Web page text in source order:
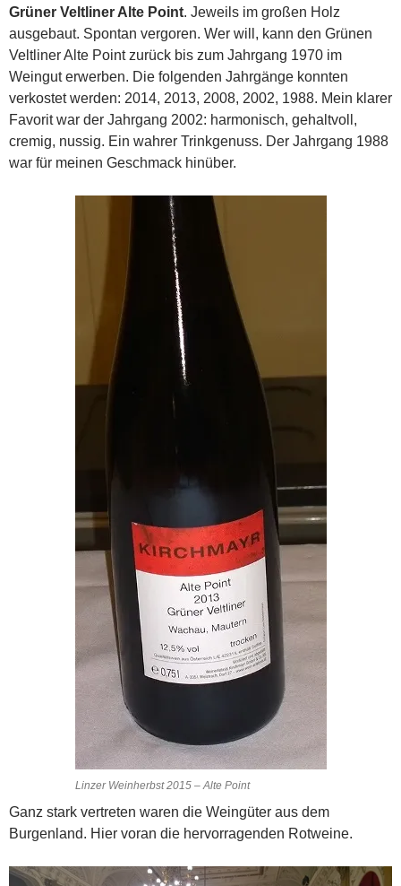
Grüner Veltliner Alte Point. Jeweils im großen Holz
ausgebaut. Spontan vergoren. Wer will, kann den Grünen
Veltliner Alte Point zurück bis zum Jahrgang 1970 im
Weingut erwerben. Die folgenden Jahrgänge konnten
verkostet werden: 2014, 2013, 2008, 2002, 1988. Mein klarer
Favorit war der Jahrgang 2002: harmonisch, gehaltvoll,
cremig, nussig. Ein wahrer Trinkgenuss. Der Jahrgang 1988
war für meinen Geschmack hinüber.
Linzer Weinherbst 2015 – Alte Point
Ganz stark vertreten waren die Weingüter aus dem
Burgenland. Hier voran die hervorragenden Rotweine.